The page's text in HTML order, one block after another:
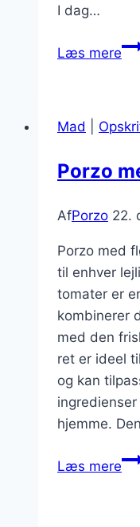
I dag…
Læs mere
Mad
Porzo
AfPorzo 22.
Porzo med
til enhver
tomater er
kombinerer
med den
ret er ideel
og kan
hjemme.
Læs mere